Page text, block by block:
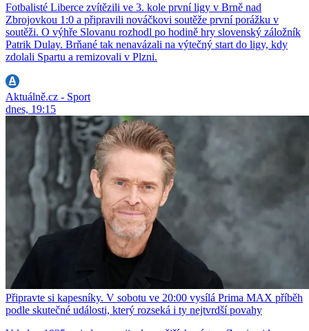
Fotbalisté Liberce zvítězili ve 3. kole první ligy v Brně nad
Zbrojovkou 1:0 a připravili nováčkovi soutěže první porážku v
soutěži. O výhře Slovanu rozhodl po hodině hry slovenský záložník
Patrik Dulay. Brňané tak nenavázali na výtečný start do ligy, kdy
zdolali Spartu a remizovali v Plzni.
Aktuálně.cz - Sport
dnes, 19:15
Připravte si kapesníky. V sobotu ve 20:00 vysílá Prima MAX příběh
podle skutečné události, který rozseká i ty nejtvrdší povahy